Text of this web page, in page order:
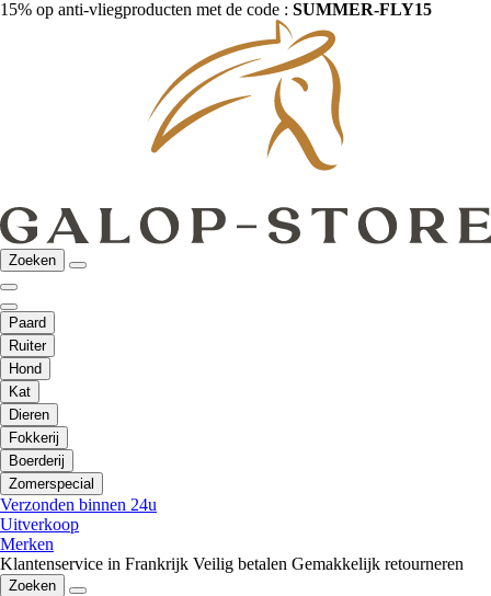
15% op anti-vliegproducten met de code : SUMMER-FLY15
Zoeken
Paard
Ruiter
Hond
Kat
Dieren
Fokkerij
Boerderij
Zomerspecial
Verzonden binnen 24u
Uitverkoop
Merken
Klantenservice in Frankrijk Veilig betalen Gemakkelijk retourneren
Zoeken